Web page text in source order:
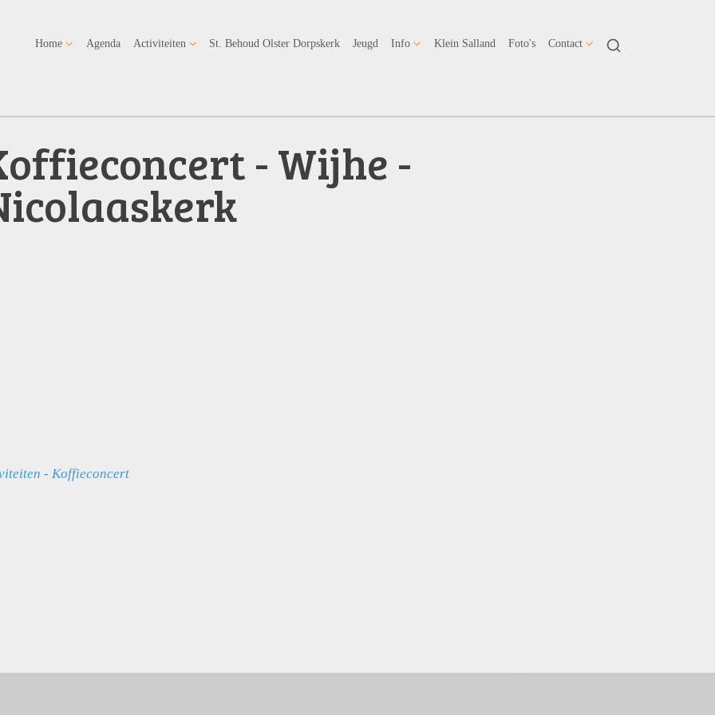
Home Agenda Activiteiten St. Behoud Olster Dorpskerk Jeugd Info Klein Salland Foto's Contact
- Wijhe -
- Koffieconcert